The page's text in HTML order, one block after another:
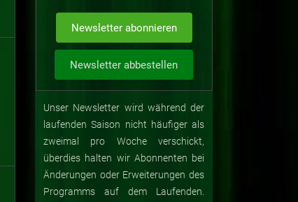
Unser Newsletter wird während der
laufenden Saison nicht häufiger als
zweimal pro Woche verschickt,
überdies halten wir Abonnenten bei
Änderungen oder Erweiterungen des
Programms auf dem Laufenden.